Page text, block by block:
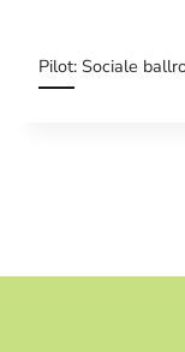
Pilot: Sociale